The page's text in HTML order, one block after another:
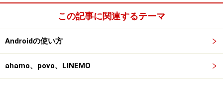
この記事に関連するテーマ
Androidの使い方
ahamo、povo、LINEMO